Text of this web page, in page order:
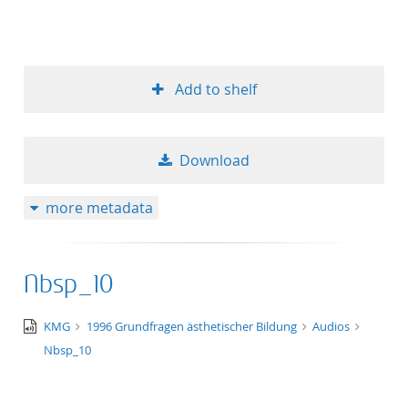
Add to shelf
Download
more metadata
Nbsp_10
audio/x-
wav
KMG 1996 Grundfragen ästhetischer Bildung
Audios
Nbsp_10